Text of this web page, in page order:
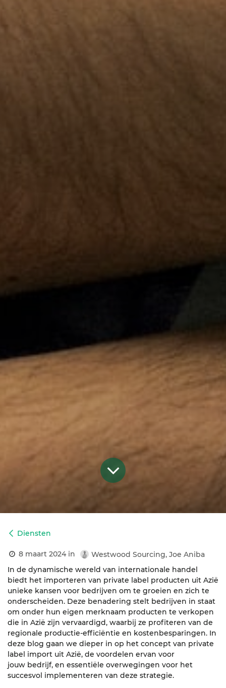
Diensten
8 maart 2024 in
Westwood Sourcing, Joe Aniba
In de dynamische wereld van internationale handel
biedt het importeren van private label producten uit Azië
unieke kansen voor bedrijven om te groeien en zich te
onderscheiden. Deze benadering stelt bedrijven in staat
om onder hun eigen merknaam producten te verkopen
die in Azië zijn vervaardigd, waarbij ze profiteren van de
regionale productie-efficiëntie en kostenbesparingen. In
deze blog gaan we dieper in op het concept van private
label import uit Azië, de voordelen ervan voor
jouw bedrijf, en essentiële overwegingen voor het
succesvol implementeren van deze strategie.